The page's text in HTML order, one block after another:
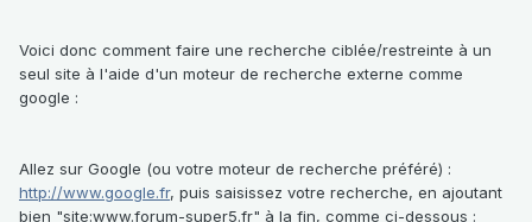
Voici donc comment faire une recherche ciblée/restreinte à un
seul site à l'aide d'un moteur de recherche externe comme
google :
Allez sur Google (ou votre moteur de recherche préféré) :
http://www.google.fr, puis saisissez votre recherche, en ajoutant
bien "site:www.forum-super5.fr" à la fin, comme ci-dessous :